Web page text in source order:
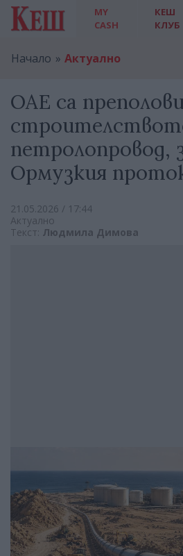
MY
CASH
КЕШ
КЛУБ
Начало Актуално
ОАЕ са
петролопровод,
Ормузкия
21.05.2026 / 17:44
Актуално
Текст: Людмила Димова